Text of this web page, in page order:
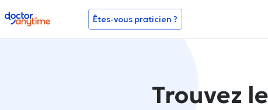
doctoranytime Êtes-vous praticien ?
Trouvez